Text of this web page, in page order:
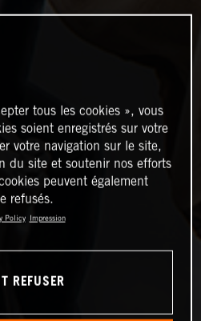
tous les cookies », vous
soient enregistrés sur votre
votre navigation sur le site,
du site et soutenir nos efforts
peuvent également
refusés.
Policy Impression
REFUSER